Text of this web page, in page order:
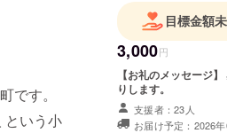
です。
という小
目標金額
3,000円
【お礼のメッセージ
りします。
支援者：23人
お届け予定：2026年